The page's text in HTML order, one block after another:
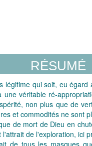
RÉSUMÉ
qui soit, eu
véritable ré-
non plus que de
et commodités ne
de mort de Dieu en
de l'exploration,